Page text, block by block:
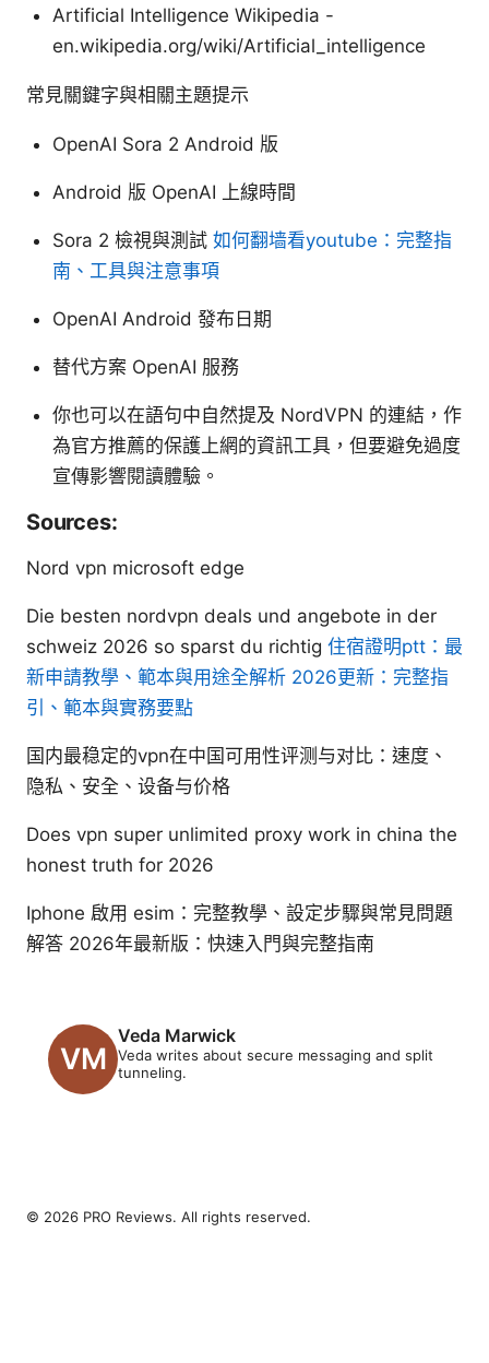
Artificial Intelligence Wikipedia -
en.wikipedia.org/wiki/Artificial_intelligence
常見關鍵字與相關主題提示
OpenAI Sora 2 Android 版
Android 版 OpenAI 上線時間
Sora 2 檢視與測試 如何翻墙看youtube：完整指
南、工具與注意事項
OpenAI Android 發布日期
替代方案 OpenAI 服務
你也可以在語句中自然提及 NordVPN 的連結，作
為官方推薦的保護上網的資訊工具，但要避免過度
宣傳影響閱讀體驗。
Sources:
Nord vpn microsoft edge
Die besten nordvpn deals und angebote in der
schweiz 2026 so sparst du richtig 住宿證明ptt：最
新申請教學、範本與用途全解析 2026更新：完整指
引、範本與實務要點
国内最稳定的vpn在中国可用性评测与对比：速度、
隐私、安全、设备与价格
Does vpn super unlimited proxy work in china the
honest truth for 2026
Iphone 啟用 esim：完整教學、設定步驟與常見問題
解答 2026年最新版：快速入門與完整指南
Veda Marwick
Veda writes about secure messaging and split
tunneling.
© 2026 PRO Reviews. All rights reserved.